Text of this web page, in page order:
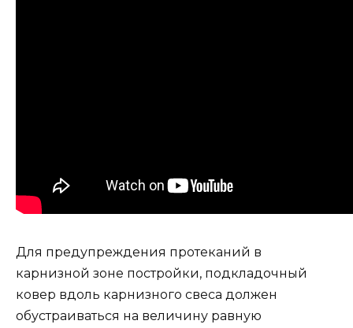
Для предупреждения протеканий в
карнизной зоне постройки, подкладочный
ковер вдоль карнизного свеса должен
обустраиваться на величину равную